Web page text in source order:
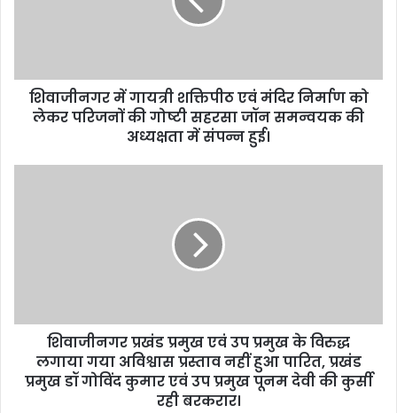
d
s
शिवाजीनगर में गायत्री शक्तिपीठ एवं मंदिर निर्माण को
लेकर परिजनों की गोष्टी सहरसा जॉन समन्वयक की
अध्यक्षता में संपन्न हुई।
शिवाजीनगर प्रखंड प्रमुख एवं उप प्रमुख के विरुद्ध
लगाया गया अविश्वास प्रस्ताव नहीं हुआ पारित, प्रखंड
प्रमुख डॉ गोविंद कुमार एवं उप प्रमुख पूनम देवी की कुर्सी
रही बरकरार।